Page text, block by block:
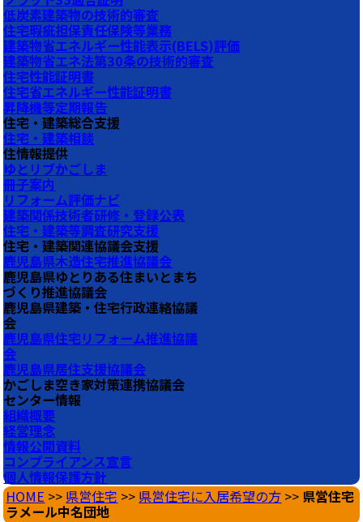
低炭素建築物の技術的審査
住宅瑕疵担保責任保険等業務
建築物省エネルギー性能表示(BELS)評価
建築物省エネ法第30条の技術的審査
住宅性能証明書
住宅省エネルギー性能証明書
昇降機等定期報告
住宅・建築総合支援
住宅・建築相談
住情報提供
ゆとリブかごしま
冊子案内
リフォーム評価ナビ
建築関係技術者研修・登録公表
住宅・建築等調査研究支援
住宅・建築関連協議会支援
鹿児島県木造住宅推進協議会
鹿児島県ゆとりある住まいとまち
づくり推進協議会
鹿児島県建築・住宅行政連絡協議
会
鹿児島県住宅リフォーム推進協議
会
鹿児島県居住支援協議会
かごしま空き家対策連携協議会
センター情報
組織概要
経営理念
情報公開資料
コンプライアンス宣言
個人情報保護方針
HOME >> 県営住宅 >> 県営住宅に入居希望の方 >> 県営住宅
ラメール中名団地